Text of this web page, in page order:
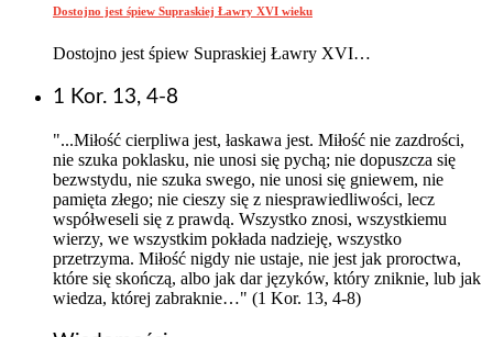
Dostojno jest śpiew Supraskiej Ławry XVI wieku
Dostojno jest śpiew Supraskiej Ławry XVI…
1 Kor. 13, 4-8
"...Miłość cierpliwa jest, łaskawa jest. Miłość nie zazdrości,
nie szuka poklasku, nie unosi się pychą; nie dopuszcza się
bezwstydu, nie szuka swego, nie unosi się gniewem, nie
pamięta złego; nie cieszy się z niesprawiedliwości, lecz
współweseli się z prawdą. Wszystko znosi, wszystkiemu
wierzy, we wszystkim pokłada nadzieję, wszystko
przetrzyma. Miłość nigdy nie ustaje, nie jest jak proroctwa,
które się skończą, albo jak dar języków, który zniknie, lub jak
wiedza, której zabraknie…" (1 Kor. 13, 4-8)